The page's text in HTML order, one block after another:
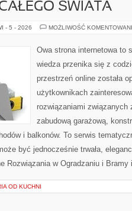
ŚWIATA
- 5 - 2026 MOŻLIWOŚĆ
Owa strona internetowa to
wiedza przenika się z
przestrzeń online została
użytkownikach
rozwiązaniami związanych
zabudową garażową,
i balkonów. To serwis
być jednocześnie trwała,
Rozwiązania w Ogradzaniu i
OD KUCHNI